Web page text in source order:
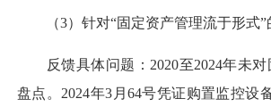
（3）针对“固定资产管理流于形式”
反馈具体问题：2020至2024年未对
盘点。2024年3月64号凭证购置监控设